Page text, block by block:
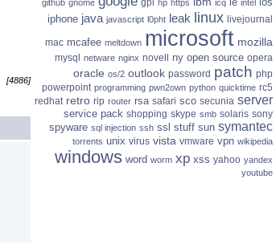
[4886]
github gnome gpl hp https icq intel
iphone java javascript l0pht leak linux livejournal
mac mcafee meltdown microsoft mozilla
mysql netware nginx novell ny open source opera
oracle os/2 outlook password patch php
powerpoint programming pwn2own python quicktime rc5
redhat retro rip router rsa safari sco secunia server
service pack shopping skype smb solaris sony
spyware sql injection ssh ssl stuff sun symantec
torrents unix virus vista vmware vpn wikipedia
windows word worm xp xss yahoo yandex
youtube